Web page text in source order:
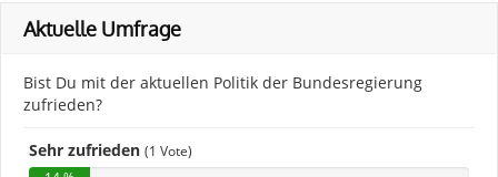
Aktuelle Umfrage